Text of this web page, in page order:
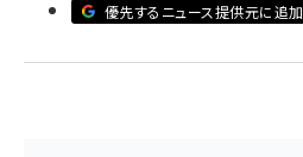
優先するニュース提供元に追加